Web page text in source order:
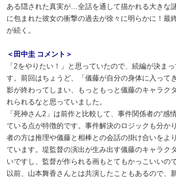
ある隠された真実が…全話を通して描かれる大きな
に包まれた彼女の衝撃の過去が徐々に明らかに！最
が続く。
＜田中圭 コメント＞
「2をやりたい！」と思っていたので、続編が決ま
す。前回はちょうど、「儀藤が自分の身体に入って
影が終わってしまい、もっともっと儀藤のキャラク
れられるなと思っていました。
「死神さん2」は前作と比較して、事件関係者の“感
ている点が特徴的です。事件解決のロジックも分か
者の方は推理や儀藤と相棒との会話の掛け合いをよ
ています。堤監督の演出が生み出す儀藤のキャラク
いですし、監督が作られる画もとてもかっこいいの
以前、山本舞香さんとは共演したこともあるので、